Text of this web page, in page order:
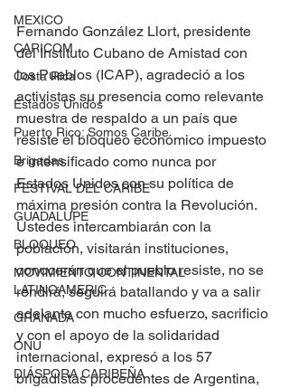
MEXICO
CARICOM
Costa Rica
Estados Unidos
Puerto Rico: Somos Caribe
Brigadas
FESTIVAL DEL CARIBE
GUADALUPE
BLOQUEO
MOVIMIENTO CONTINENTAL
LATINOAMERIC
GRANADA
ONU
DIÁSPORA CARIBEÑA
Fernando González Llort, presidente
del Instituto Cubano de Amistad con
los Pueblos (ICAP), agradeció a los
activistas su presencia como relevante
muestra de respaldo a un país que
resiste el bloqueo económico impuesto
e intensificado como nunca por
Estados Unidos con su política de
máxima presión contra la Revolución.
Ustedes intercambiarán con la
población, visitarán instituciones,
conocerán que el pueblo resiste, no se
rendirá, seguirá batallando y va a salir
adelante con mucho esfuerzo, sacrificio
y con el apoyo de la solidaridad
internacional, expresó a los 57
brigadistas procedentes de Argentina,